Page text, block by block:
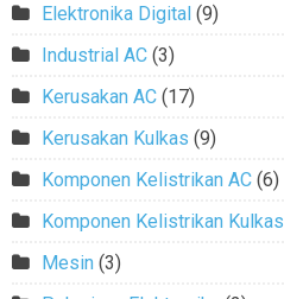
Elektronika Digital (9)
Industrial AC (3)
Kerusakan AC (17)
Kerusakan Kulkas (9)
Komponen Kelistrikan AC (6)
Komponen Kelistrikan Kulkas
Mesin (3)